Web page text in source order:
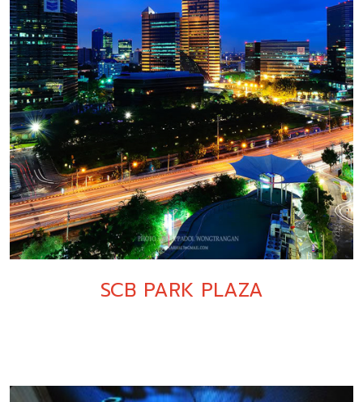
SCB PARK PLAZA